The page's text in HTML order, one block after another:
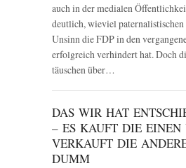
auch in der medialen
deutlich, wieviel paternalistischen
Unsinn die FDP in den
erfolgreich verhindert hat. Doch
täuschen über…
DAS WIR HAT
– ES KAUFT DIE EINEN
VERKAUFT DIE
DUMM